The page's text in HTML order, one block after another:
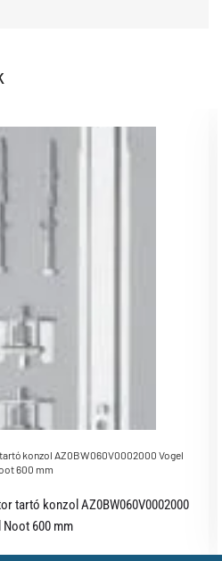
konzol AZ0BW060V0002000 Vogel
600 mm
tartó konzol AZ0BW060V0002000
Noot 600 mm